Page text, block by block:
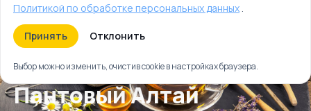
Пантовый Алтай
Политикой по обработке персональных данных.
Принять Отклонить
Выбор можно изменить, очистив cookie в настройках браузера.